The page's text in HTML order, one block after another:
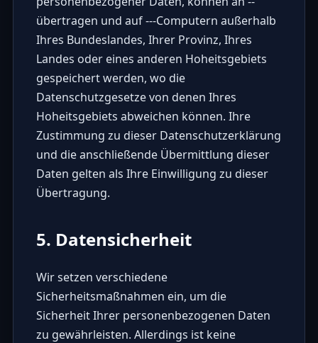
übertragen und auf ---Computern außerhalb
Ihres Bundeslandes, Ihrer Provinz, Ihres
Landes oder eines anderen Hoheitsgebiets
gespeichert werden, wo die
Datenschutzgesetze von denen Ihres
Hoheitsgebiets abweichen können. Ihre
Zustimmung zu dieser Datenschutzerklärung
und die anschließende Übermittlung dieser
Daten gelten als Ihre Einwilligung zu dieser
Übertragung.
5. Datensicherheit
Wir setzen verschiedene
Sicherheitsmaßnahmen ein, um die
Sicherheit Ihrer personenbezogenen Daten
zu gewährleisten. Allerdings ist keine